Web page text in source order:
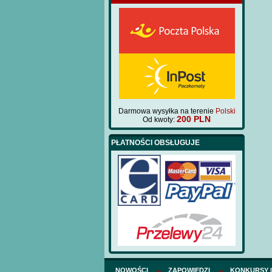
Darmowa wysyłka na terenie Polski
Od kwoty: 200 PLN
PŁATNOŚCI OBSŁUGUJE
NOWOŚCI ZAPOWIEDZI KONKURSY